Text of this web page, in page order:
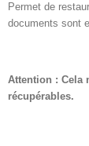
Permet de
documents sont
Attention : Cela
récupérables.